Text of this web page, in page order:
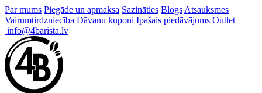
Par mums Piegāde un apmaksa Sazināties Blogs Atsauksmes
Vairumtirdzniecība Dāvanu kuponi Īpašais piedāvājums Outlet
info@4barista.lv